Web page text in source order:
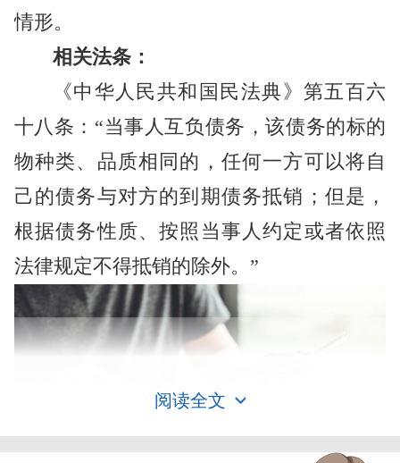
情形。
相关法条：
《中华人民共和国民法典》第五百六
十八条：“当事人互负债务，该债务的标的
物种类、品质相同的，任何一方可以将自
己的债务与对方的到期债务抵销；但是，
根据债务性质、按照当事人约定或者依照
法律规定不得抵销的除外。”
阅读全文